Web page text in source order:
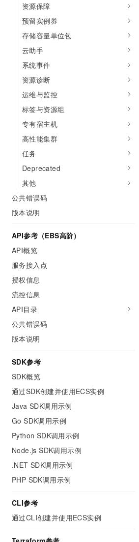
资源保障
预留实例券
存储容量单位包
云助手
系统事件
资源诊断
运维与监控
标签与资源组
专有宿主机
高性能集群
任务
Deprecated
其他
公共错误码
版本说明
API参考（EBS高阶）
API概览
服务接入点
授权信息
流控信息
API目录
公共错误码
版本说明
SDK参考
SDK概览
通过SDK创建并使用ECS实例
Java SDK调用示例
Go SDK调用示例
Python SDK调用示例
Node.js SDK调用示例
.NET SDK调用示例
PHP SDK调用示例
CLI参考
通过CLI创建并使用ECS实例